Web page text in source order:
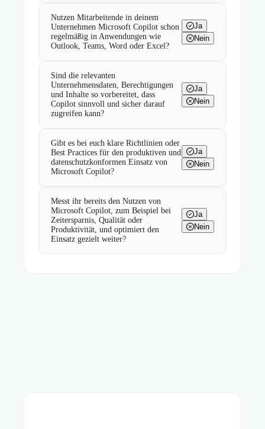
Nutzen Mitarbeitende in deinem
Unternehmen Microsoft Copilot schon
regelmäßig in Anwendungen wie
Outlook, Teams, Word oder Excel?
Ja
Nein
Sind die relevanten
Unternehmensdaten, Berechtigungen
und Inhalte so vorbereitet, dass
Copilot sinnvoll und sicher darauf
zugreifen kann?
Ja
Nein
Gibt es bei euch klare Richtlinien oder
Best Practices für den produktiven und
datenschutzkonformen Einsatz von
Microsoft Copilot?
Ja
Nein
Messt ihr bereits den Nutzen von
Microsoft Copilot, zum Beispiel bei
Zeitersparnis, Qualität oder
Produktivität, und optimiert den
Einsatz gezielt weiter?
Ja
Nein